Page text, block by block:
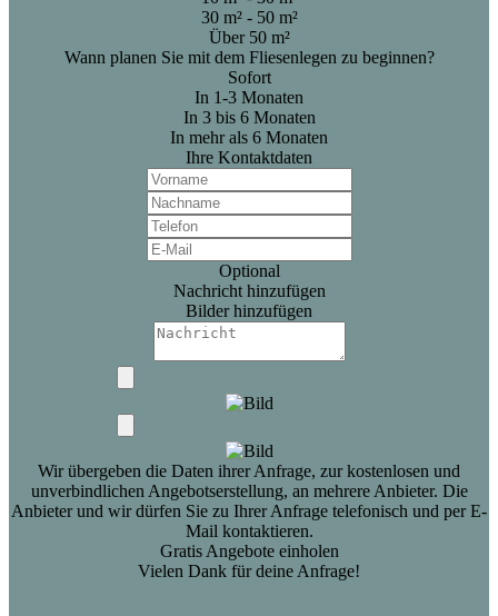
30 m² - 50 m²
Über 50 m²
Wann planen Sie mit dem Fliesenlegen zu beginnen?
Sofort
In 1-3 Monaten
In 3 bis 6 Monaten
In mehr als 6 Monaten
Ihre Kontaktdaten
Optional
Nachricht hinzufügen
Bilder hinzufügen
Wir übergeben die Daten ihrer Anfrage, zur kostenlosen und
unverbindlichen Angebotserstellung, an mehrere Anbieter. Die
Anbieter und wir dürfen Sie zu Ihrer Anfrage telefonisch und per E-
Mail kontaktieren.
Gratis Angebote einholen
Vielen Dank für deine Anfrage!